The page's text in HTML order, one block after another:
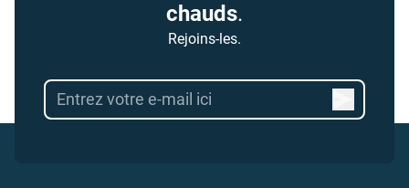
chauds.
Rejoins-les.